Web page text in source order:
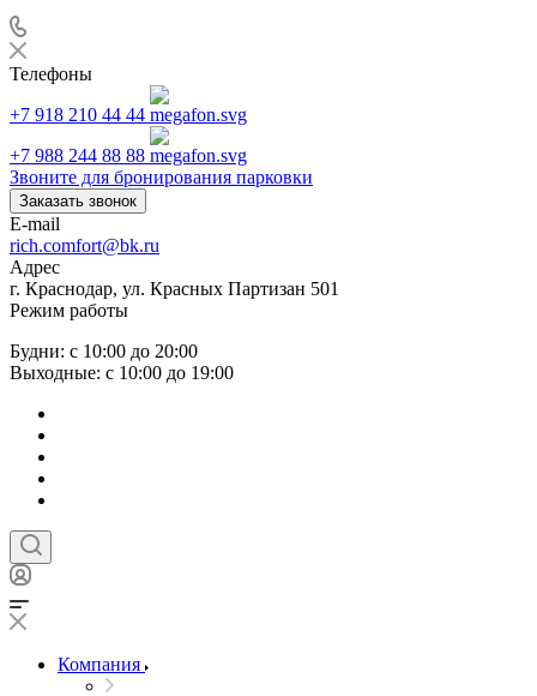
Телефоны
+7 918 210 44 44
+7 988 244 88 88
Звоните для бронирования парковки
Заказать звонок
E-mail
rich.comfort@bk.ru
Адрес
г. Краснодар, ул. Красных Партизан 501
Режим работы
Будни: с 10:00 до 20:00
Выходные: с 10:00 до 19:00
Компания